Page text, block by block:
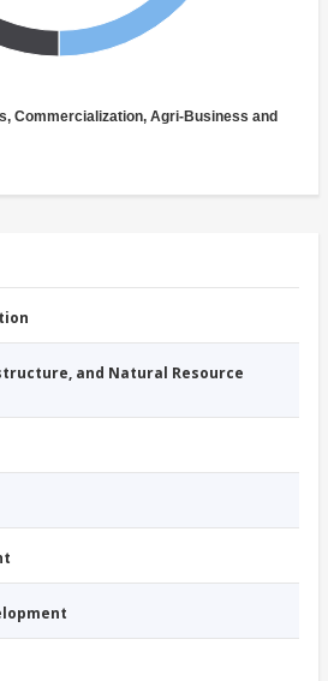
Commercialization, Agri-Business and
and Natural Resource